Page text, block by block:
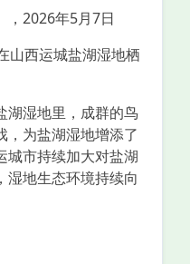
，2026年5月7日
山西运城盐湖湿地栖
湖湿地里，成群的鸟
，为盐湖湿地增添了
城市持续加大对盐湖
湿地生态环境持续向